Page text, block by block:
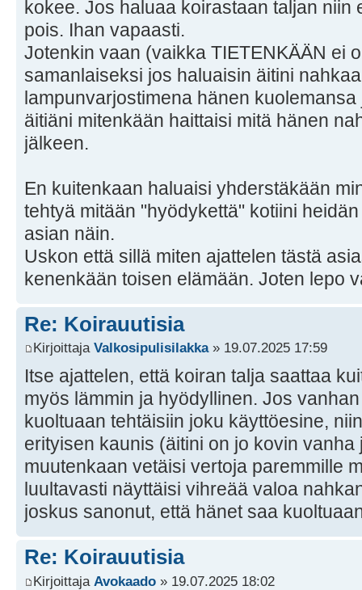
kokee. Jos haluaa koirastaan taljan niin
pois. Ihan vapaasti.
Jotenkin vaan (vaikka TIETENKÄÄN ei
samanlaiseksi jos haluaisin äitini
lampunvarjostimena hänen
äitiäni mitenkään haittaisi mitä hänen
jälkeen.
En kuitenkaan haluaisi yhderstäkään
tehtyä mitään "hyödykettä" kotiini
asian näin.
Uskon että sillä miten ajattelen tästä
kenenkään toisen elämään. Joten lepo
Re: Koirauutisia
Kirjoittaja Valkosipulisilakka» 19.07.2025 17:59
Itse ajattelen, että koiran talja saattaa
myös lämmin ja hyödyllinen. Jos
kuoltuaan tehtäisiin joku käyttöesine,
erityisen kaunis (äitini on jo kovin
muutenkaan vetäisi vertoja paremmille
luultavasti näyttäisi vihreää valoa
joskus sanonut, että hänet saa
Re: Koirauutisia
Kirjoittaja Avokaado » 19.07.2025 18:02